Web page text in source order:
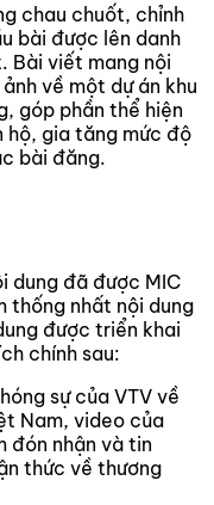
chau chuốt, chỉnh
bài được lên danh
Bài viết mang nội
về một dự án khu
góp phần thể hiện
hộ, gia tăng mức độ
bài đăng.
dung đã được MIC
thống nhất nội dung
được triển khai
chính sau:
sự của VTV về
Nam, video của
đón nhận và tin
thức về thương